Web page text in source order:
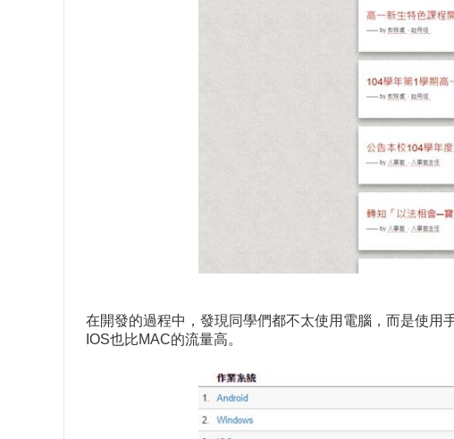
在開發的過程中，發現同學們都不太使用電腦，而是使用
IOS也比MAC的流量高。